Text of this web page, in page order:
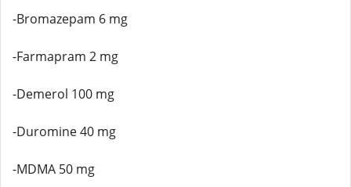
-Bromazepam 6 mg
-Farmapram 2 mg
-Demerol 100 mg
-Duromine 40 mg
-MDMA 50 mg